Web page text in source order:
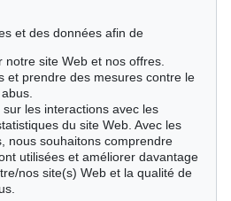
naturelles
et des données afin de
notre site Web et nos offres.
et prendre des mesures contre le
les interactions avec les
du site Web. Avec les
nous souhaitons comprendre
utilisées et améliorer davantage
nos site(s) Web et la qualité de